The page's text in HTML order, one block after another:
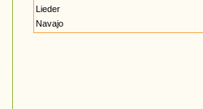
Lieder
Navajo